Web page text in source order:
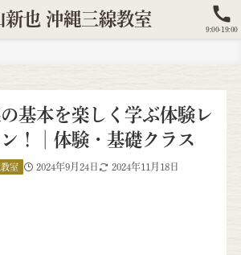
新也 沖縄三線教室
9:00-19:00
基本を楽しく学ぶ体験レ
ン！│体験・基礎クラス
室 2024年9月24日 2024年11月18日